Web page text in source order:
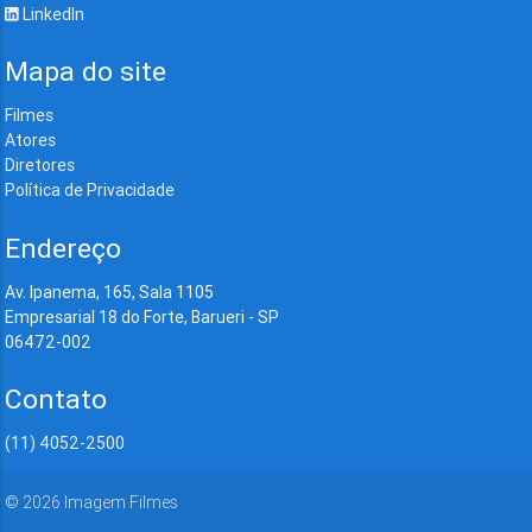
LinkedIn
Mapa do site
Filmes
Atores
Diretores
Política de Privacidade
Endereço
Av. Ipanema, 165, Sala 1105
Empresarial 18 do Forte, Barueri - SP
06472-002
Contato
(11) 4052-2500
© 2026 Imagem Filmes